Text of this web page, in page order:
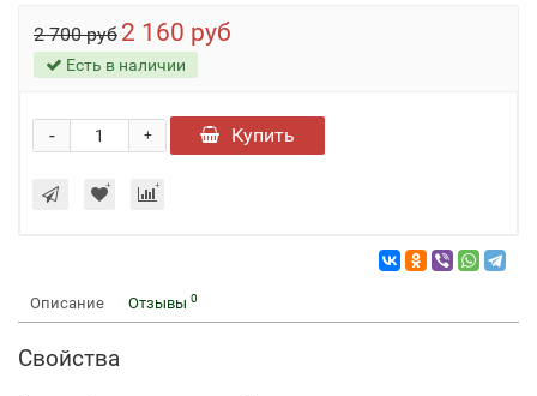
2 700 руб 2 160 руб
Есть в наличии
+
- Купить
Описание Отзывы 0
Свойства